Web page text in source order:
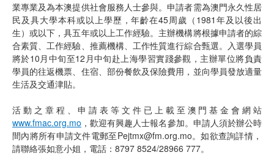
業專業及為本澳提供社會服務人士參與。申請者需為澳門永久性居
民及具大學本科或以上學歷，年齡在45周歲（1981年及以後出
生）或以下，具五年或以上工作經驗。主辦機構將根據申請者的綜
合素質、工作經驗、推薦機構、工作性質進行綜合甄選。入選學員
將於10月中旬至12月中旬赴上海學習實踐參觀，主辦單位將負責
學員的往返機票、住宿、部份餐飲及保險費用，並向學員發放適量
生活及交通津貼。
活動之章程、申請表等文件已上載至澳門基金會網站
www.fmac.org.mo ，歡迎有興趣人士報名參加。申請人須於辦公時
間內將所有申請文件電郵至Pejtmx@fm.org.mo。如欲查詢詳情，
請聯絡張如意小姐，電話：8797 8524/28966 777。